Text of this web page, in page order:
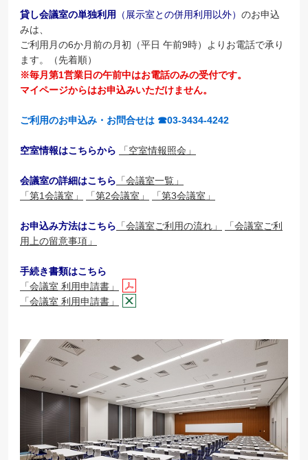
貸し会議室の単独利用 （展示室との併用利用以外） のお申込
みは、
ご利用月の6か月前の月初（平日 午前9時）よりお電話で承り
ます。（先着順）
※毎月第1営業日の午前中はお電話のみの受付です。
マイページからはお申込みいただけません。
ご利用のお申込み・お問合せは ☎03-3434-4242
空室情報はこちらから 「空室情報照会」
会議室の詳細はこちら 「会議室一覧」
「第1会議室」
「第2会議室」 「第3会議室」
お申込み方法はこちら 「会議室ご利用の流れ 」
「会議室ご利
用上の留意事項」
手続き書類はこちら
「会議室 利用申請書」
「会議室 利用申請書」